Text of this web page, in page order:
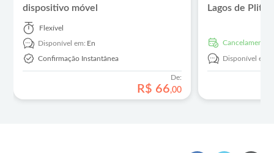
dispositivo móvel
Flexível
Disponível em: En
Confirmação Instantânea
De:
R$ 66,00
Lagos de
Cancelamento
Disponível em: